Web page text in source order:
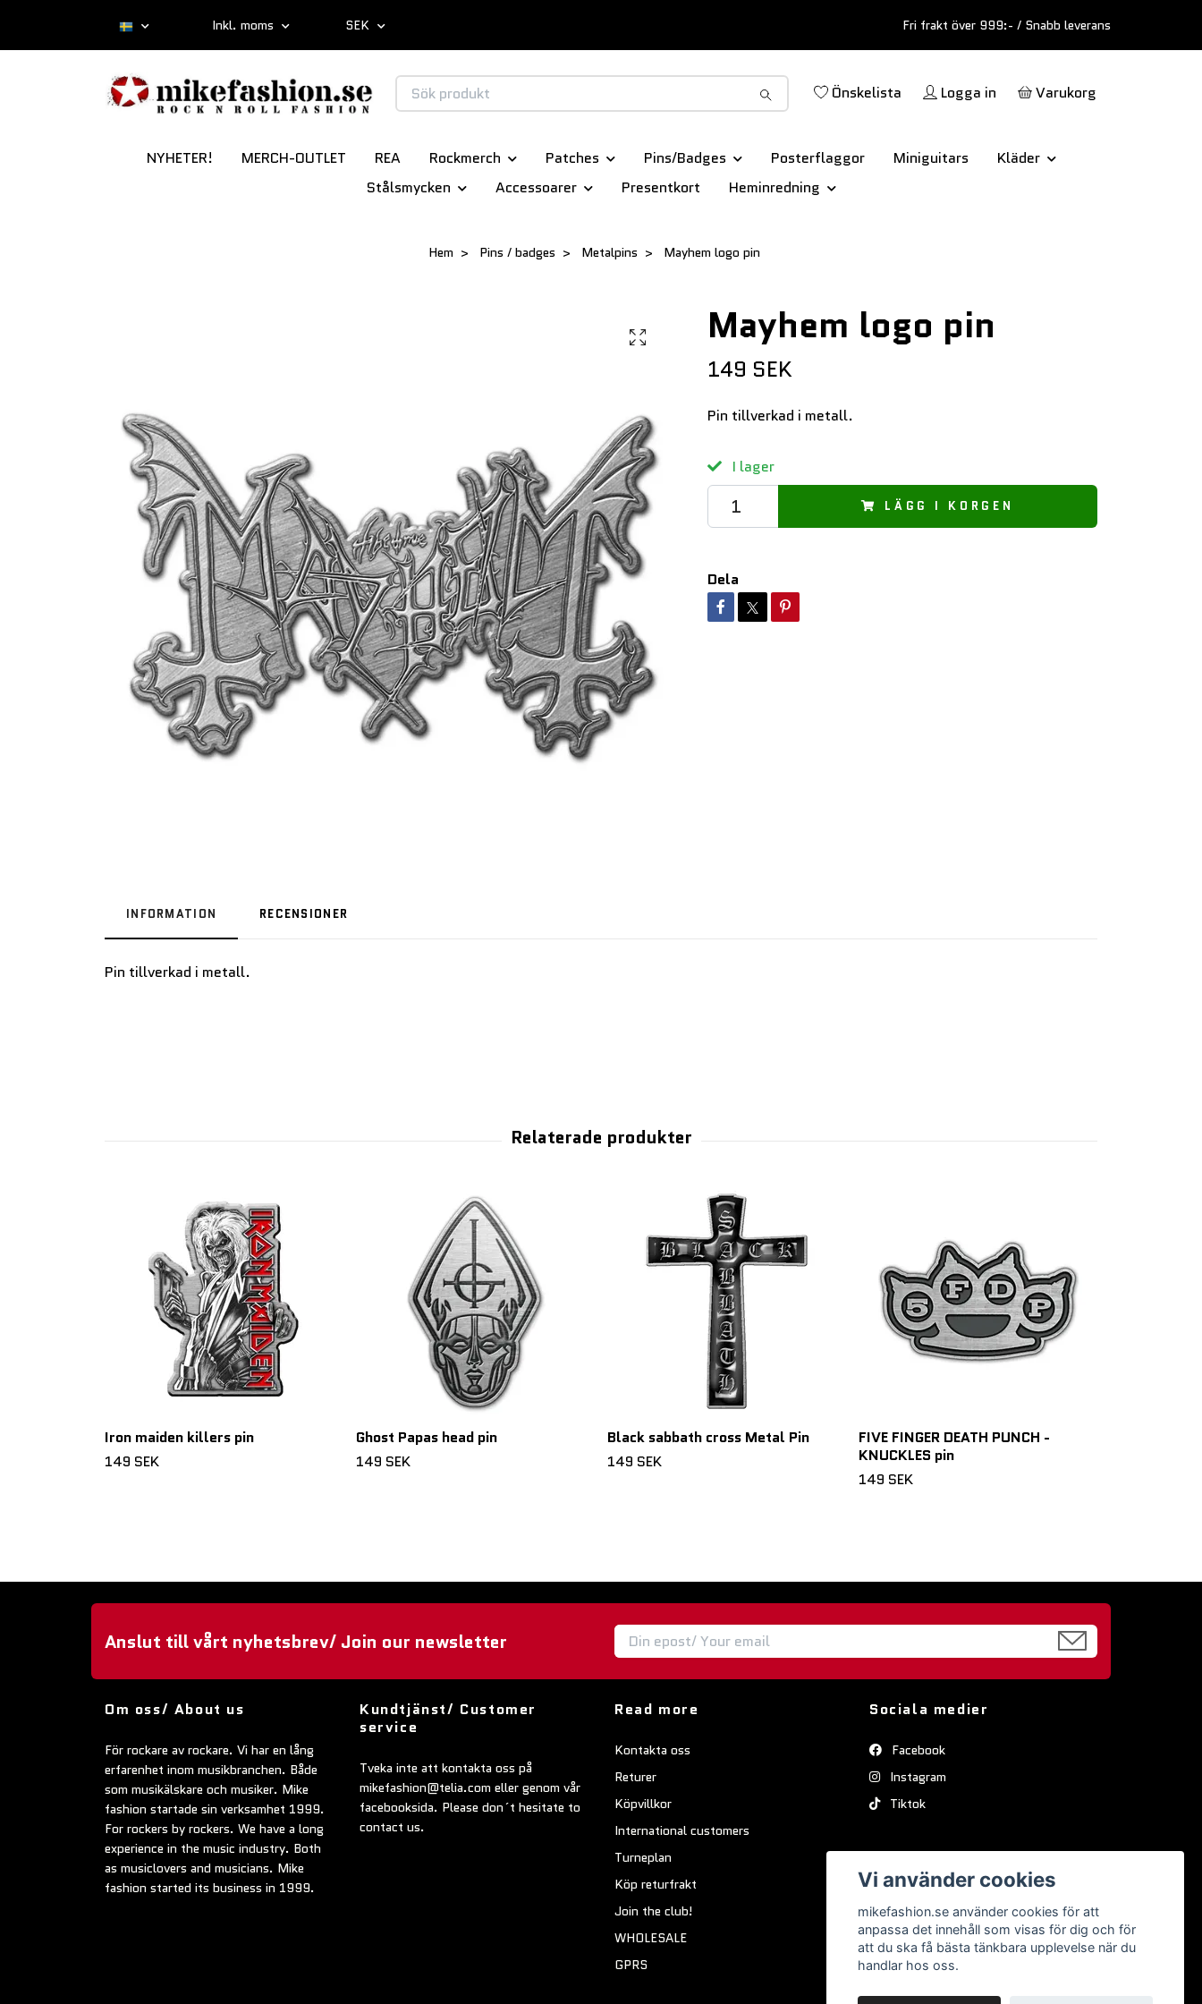
Inkl. moms SEK Fri frakt över 999:- / Snabb leverans
Önskelista Logga in Varukorg
NYHETER! MERCH-OUTLET REA Rockmerch Patches Pins/Badges Posterflaggor Miniguitars
Kläder
Stålsmycken
Accessoarer Presentkort Heminredning
Hem Pins / badges Metalpins Mayhem logo pin
Mayhem logo pin
149 SEK
Pin tillverkad i metall.
I lager
LÄGG I KORGEN
Dela
INFORMATION RECENSIONER
Pin tillverkad i metall.
Iron maiden killers pin
149 SEK
Ghost Papas head pin
149 SEK
Black sabbath cross Metal Pin
149 SEK
FIVE FINGER DEATH PUNCH -
KNUCKLES pin
149 SEK
Anslut till vårt nyhetsbrev/ Join our newsletter
Om oss/ About us
För rockare av rockare. Vi har en lång
erfarenhet inom musikbranchen. Både
som musikälskare och musiker. Mike
fashion startade sin verksamhet 1999.
For rockers by rockers. We have a long
experience in the music industry. Both
as musiclovers and musicians. Mike
fashion started its business in 1999.
Kundtjänst/ Customer
service
Tveka inte att kontakta oss på
mikefashion@telia.com eller genom vår
facebooksida. Please don´t hesitate to
contact us.
Read more
Kontakta oss
Returer
Köpvillkor
International customers
Turneplan
Köp returfrakt
Join the club!
WHOLESALE
GPRS
Sociala medier
Facebook
Instagram
Tiktok
Vi använder cookies
mikefashion.se använder cookies för att
anpassa det innehåll som visas för dig och för
att du ska få bästa tänkbara upplevelse när du
handlar hos oss.